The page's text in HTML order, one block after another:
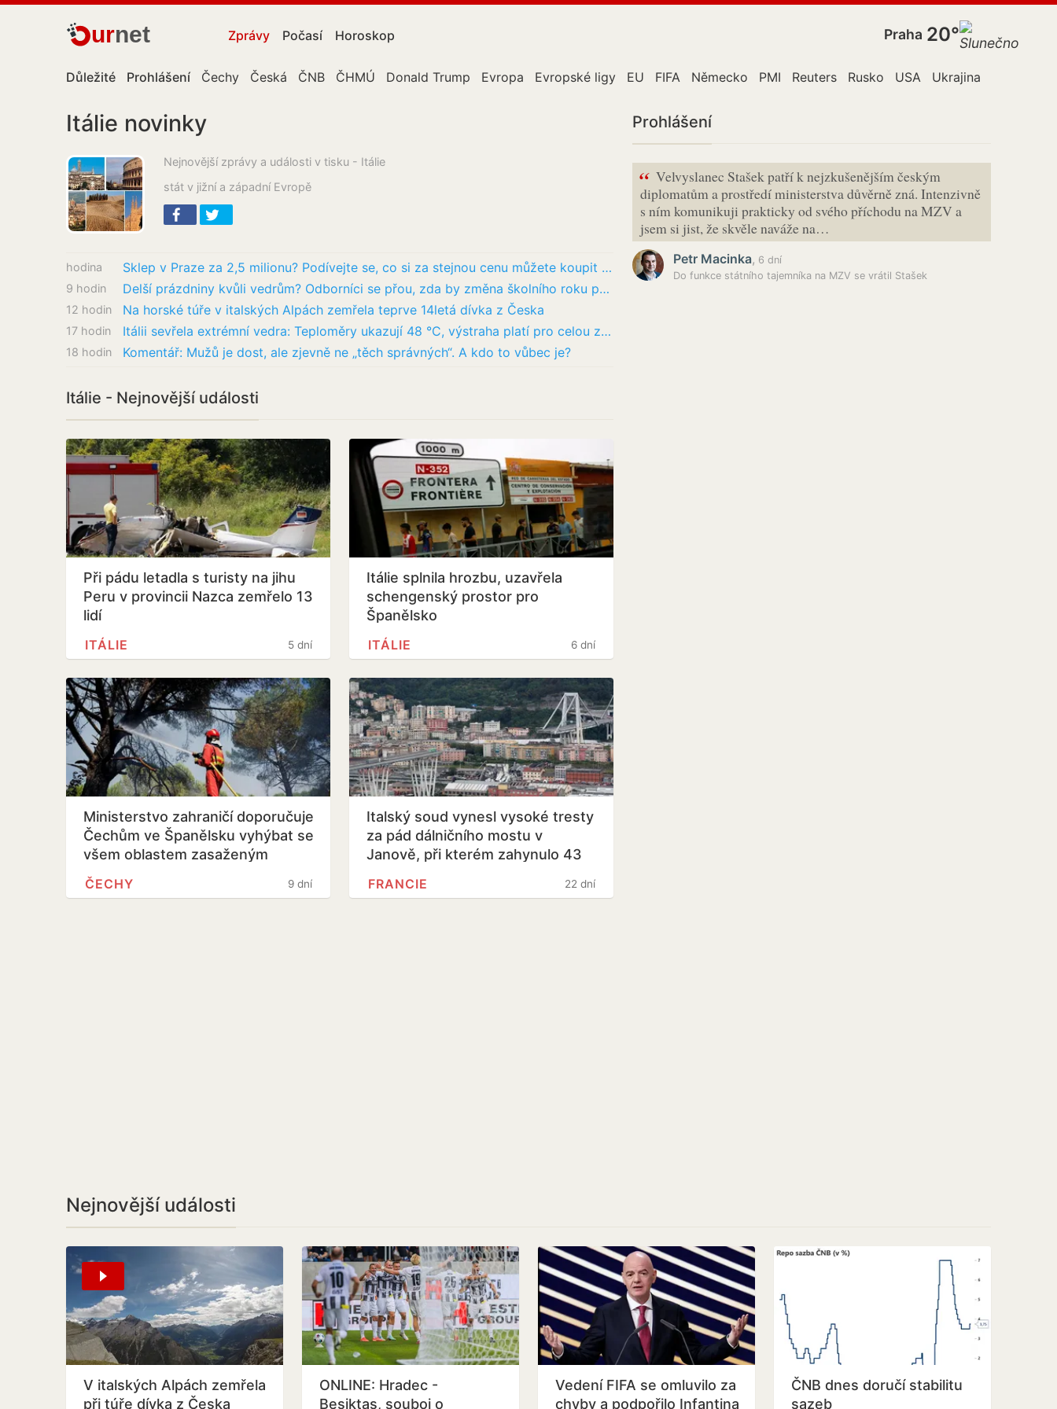
urnet Zprávy Počasí Horoskop Praha 20°
Důležité Prohlášení Čechy Česká ČNB ČHMÚ Donald Trump Evropa Evropské ligy EU FIFA Německo PMI Reuters Rusko USA Ukrajina
Itálie novinky
Nejnovější zprávy a události v tisku - Itálie
stát v jižní a západní Evropě
hodina Sklep v Praze za 2,5 milionu? Podívejte se, co si za stejnou cenu můžete koupit u moře
9 hodin Delší prázdniny kvůli vedrům? Odborníci se přou, zda by změna školního roku pomohla
12 hodin Na horské túře v italských Alpách zemřela teprve 14letá dívka z Česka
17 hodin Itálii sevřela extrémní vedra: Teploměry ukazují 48 °C, výstraha platí pro celou zemi
18 hodin Komentář: Mužů je dost, ale zjevně ne „těch správných“. A kdo to vůbec je?
Itálie - Nejnovější události
Při pádu letadla s turisty na jihu
Peru v provincii Nazca zemřelo 13
lidí
5 dní
ITÁLIE
Itálie splnila hrozbu, uzavřela
schengenský prostor pro
Španělsko
6 dní
ITÁLIE
Ministerstvo zahraničí doporučuje
Čechům ve Španělsku vyhýbat se
všem oblastem zasaženým
požáry
9 dní
ČECHY
Italský soud vynesl vysoké tresty
za pád dálničního mostu v
Janově, při kterém zahynulo 43
22 dní
FRANCIE
Prohlášení
“ Velvyslanec Stašek patří k nejzkušenějším českým
diplomatům a prostředí ministerstva důvěrně zná. Intenzivně
s ním komunikuji prakticky od svého příchodu na MZV a
jsem si jist, že skvěle naváže na…
Petr Macinka, 6 dní
Do funkce státního tajemníka na MZV se vrátil Stašek
Nejnovější události
V italských Alpách zemřela
při túře dívka z Česka
ONLINE: Hradec -
Besiktas, souboj o
Vedení FIFA se omluvilo za
chyby a podpořilo Infantina
ČNB dnes doručí stabilitu
sazeb